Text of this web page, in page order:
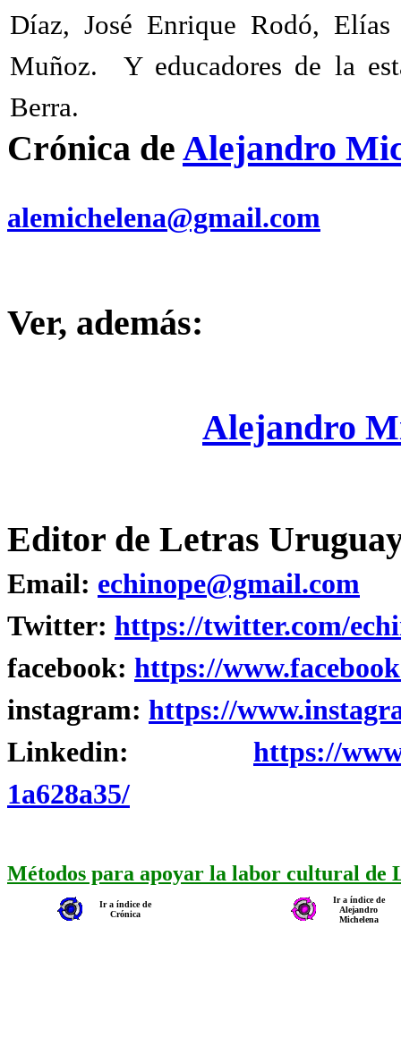
Díaz, José Enrique Rodó,
Muñoz.
Y educadores de la
Berra.
Crónica de Alejandro
alemichelena@gmail.com
Ver, además:
Alejandro
Editor de Letras
Email: echinope@gmail.com
Twitter: https://twitter.com/
facebook: https://
instagram: https://
Linkedin: https://
1a628a35/
Métodos para apoyar la labor cultural de
Ir a índice de
Crónica
Ir a índice de
Alejandro
Michelena